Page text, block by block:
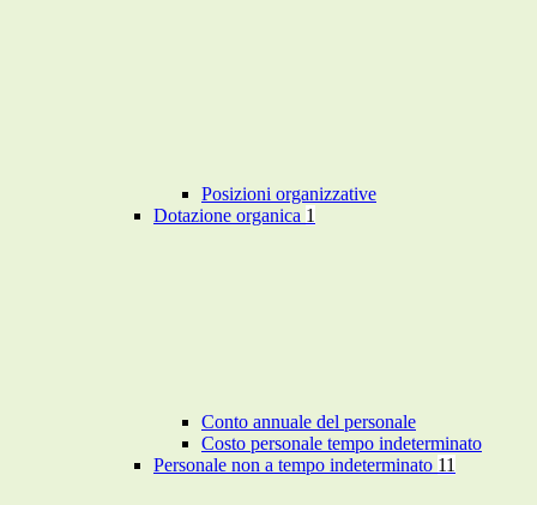
Posizioni organizzative
Dotazione organica 1
Conto annuale del personale
Costo personale tempo indeterminato
Personale non a tempo indeterminato 11